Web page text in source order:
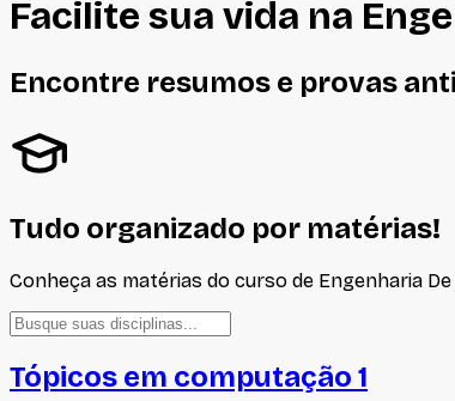
Facilite sua vida na
Encontre resumos e provas
Tudo organizado por matérias!
Conheça as matérias do curso de Engenharia
Tópicos em computação 1